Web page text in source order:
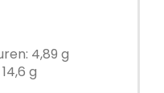
4,89 g
g